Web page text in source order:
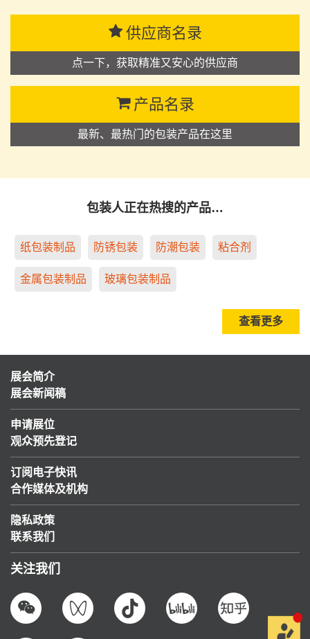
供应商名录
点一下，获取精准又安心的供应商
产品名录
最新、最热门的包装产品在这里
包装人正在热搜的产品…
纸包装制品 防锈包装 防潮包装 粘合剂
金属包装制品 玻璃包装制品
查看更多
展会简介
展会新闻稿
申请展位
观众预先登记
订阅电子快讯
合作媒体及机构
隐私政策
联系我们
关注我们